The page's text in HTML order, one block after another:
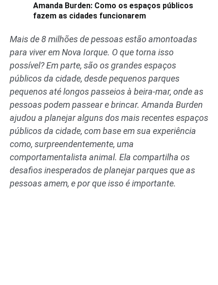
Amanda Burden: Como os espaços públicos
fazem as cidades funcionarem
Mais de 8 milhões de pessoas estão amontoadas
para viver em Nova Iorque. O que torna isso
possível? Em parte, são os grandes espaços
públicos da cidade, desde pequenos parques
pequenos até longos passeios à beira-mar, onde as
pessoas podem passear e brincar. Amanda Burden
ajudou a planejar alguns dos mais recentes espaços
públicos da cidade, com base em sua experiência
como, surpreendentemente, uma
comportamentalista animal. Ela compartilha os
desafios inesperados de planejar parques que as
pessoas amem, e por que isso é importante.